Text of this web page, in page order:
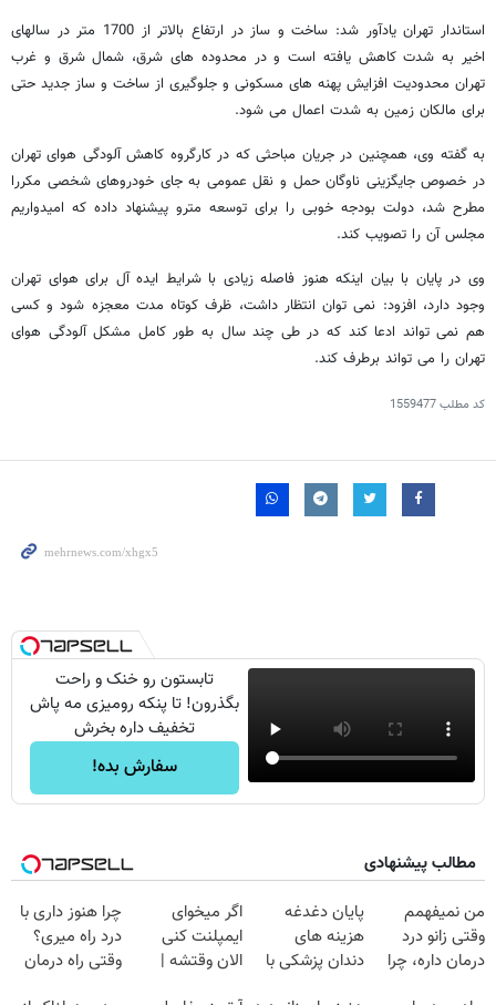
استاندار تهران یادآور شد: ساخت و ساز در ارتفاع بالاتر از 1700 متر در سالهای
اخیر به شدت کاهش یافته است و در محدوده های شرق، شمال شرق و غرب
تهران محدودیت افزایش پهنه های مسکونی و جلوگیری از ساخت و ساز جدید حتی
برای مالکان زمین به شدت اعمال می شود.
به گفته وی، همچنین در جریان مباحثی که در کارگروه کاهش آلودگی هوای تهران
در خصوص جایگزینی ناوگان حمل و نقل عمومی به جای خودروهای شخصی مکررا
مطرح شد، دولت بودجه خوبی را برای توسعه مترو پیشنهاد داده که امیدواریم
مجلس آن را تصویب کند.
وی در پایان با بیان اینکه هنوز فاصله زیادی با شرایط ایده آل برای هوای تهران
وجود دارد، افزود: نمی توان انتظار داشت، ظرف کوتاه مدت معجزه شود و کسی
هم نمی تواند ادعا کند که در طی چند سال به طور کامل مشکل آلودگی هوای
تهران را می تواند برطرف کند.
کد مطلب1559477
تابستون رو خنک و راحت
بگذرون! تا پنکه رومیزی مه پاش
تخفیف داره بخرش
سفارش بده!
مطالب پیشنهادی
من نمیفهمم
وقتی زانو درد
درمان داره، چرا
پایان دغدغه
هزینه های
دندان پزشکی با
اگر میخوای
ایمپلنت کنی
الان وقتشه |
چرا هنوز داری با
درد راه میری؟
وقتی راه درمان